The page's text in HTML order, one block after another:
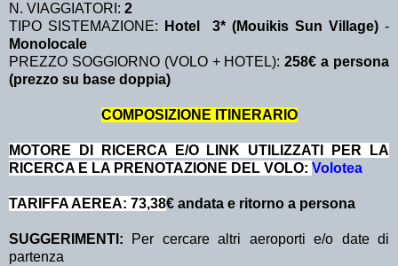
N. VIAGGIATORI: 2
TIPO SISTEMAZIONE:
Hotel 3* (Mouikis Sun Village) -
Monolocale
PREZZO SOGGIORNO (VOLO + HOTEL):258€ a persona
(prezzo su base doppia)
COMPOSIZIONE ITINERARIO
MOTORE DI RICERCA E/O LINK UTILIZZATI PER LA
RICERCA E LA PRENOTAZIONE DEL VOLO: Volotea
TARIFFA AEREA: 73,38€ andata e ritorno a persona
SUGGERIMENTI: Per cercare altri aeroporti e/o date di
partenza